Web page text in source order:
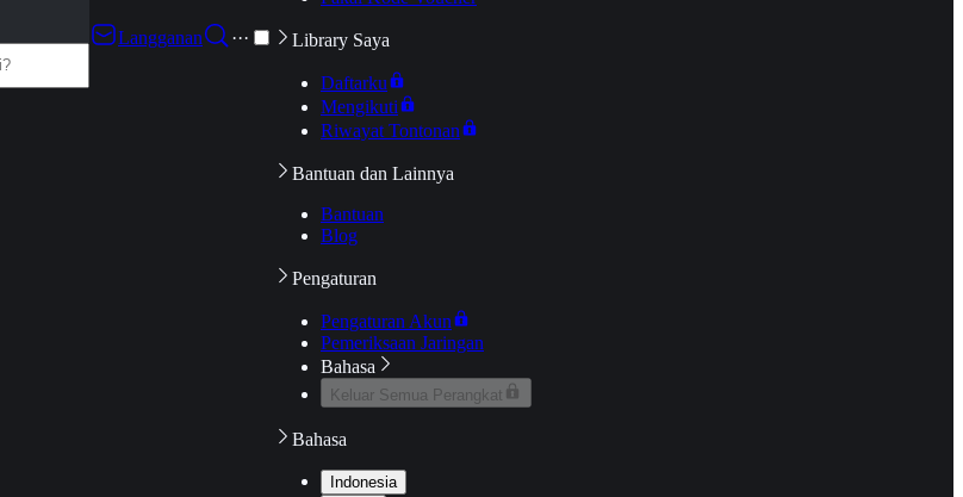
Langganan
··· Library Saya
Daftarku
Mengikuti
Riwayat Tontonan
Bantuan dan Lainnya
Bantuan
Blog
Pengaturan
Pengaturan Akun
Pemeriksaan Jaringan
Bahasa
Keluar Semua Perangkat
Bahasa
Indonesia